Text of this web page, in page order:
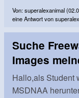
Von: superalexanimal
eine Antwort von
Suche
Images
Hallo,als Student
MSDNAA